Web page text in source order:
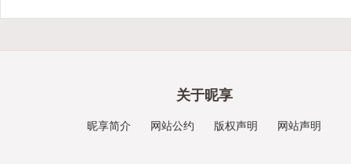
关于昵享
昵享简介 网站公约 版权声明 网站声明